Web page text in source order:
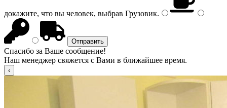
докажите, что вы человек, выбрав Грузовик.
Спасибо за Ваше сообщение!
Наш менеджер свяжется с Вами в ближайшее время.